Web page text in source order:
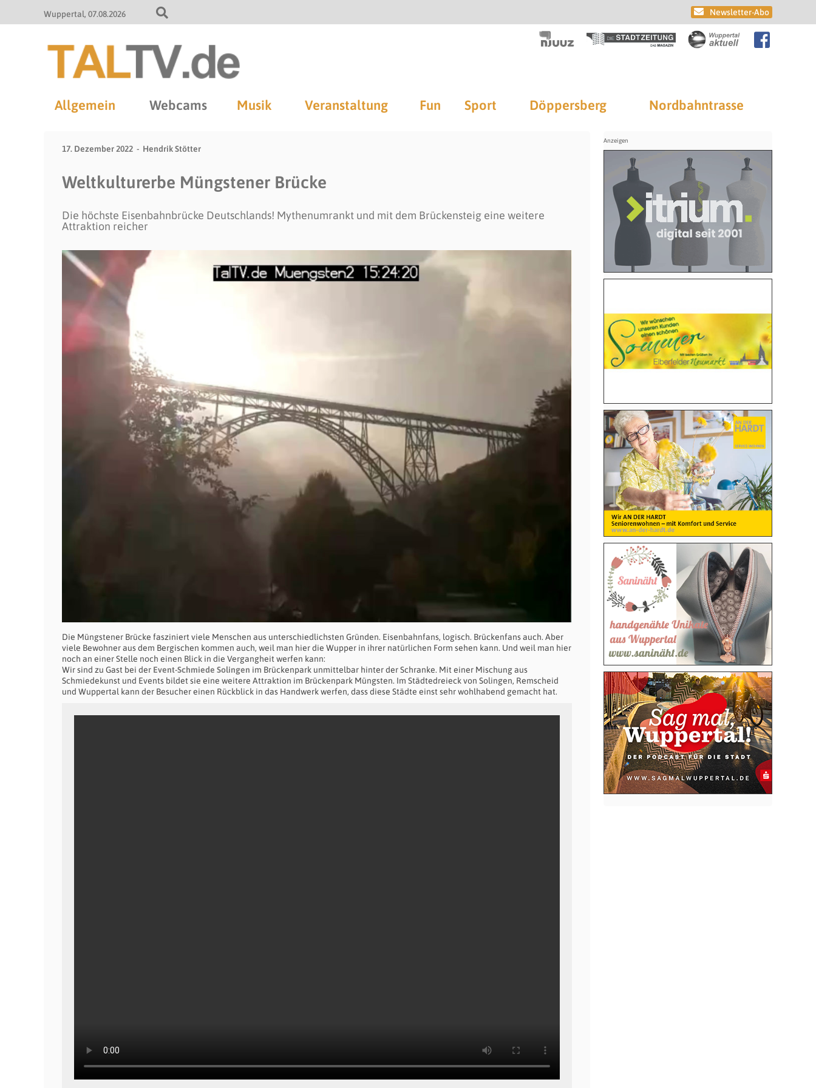
Wuppertal 07.08.2026 Newsletter-Abo
Allgemein Webcams Musik Veranstaltung Fun Sport Döppersberg Nordbahntrasse
17. Dezember 2022 Hendrik Stötter
Weltkulturerbe Müngstener Brücke
Die höchste Eisenbahnbrücke Deutschlands! Mythenumrankt und mit dem Brückensteig eine weitere
Attraktion reicher
Die Müngstener Brücke fasziniert viele Menschen aus unterschiedlichsten Gründen. Eisenbahnfans, logisch. Brückenfans auch. Aber
viele Bewohner aus dem Bergischen kommen auch, weil man hier die Wupper in ihrer natürlichen Form sehen kann. Und weil man hier
noch an einer Stelle noch einen Blick in die Vergangheit werfen kann:
Wir sind zu Gast bei der Event-Schmiede Solingen im Brückenpark unmittelbar hinter der Schranke. Mit einer Mischung aus
Schmiedekunst und Events bildet sie eine weitere Attraktion im Brückenpark Müngsten. Im Städtedreieck von Solingen, Remscheid
und Wuppertal kann der Besucher einen Rückblick in das Handwerk werfen, dass diese Städte einst sehr wohlhabend gemacht hat.